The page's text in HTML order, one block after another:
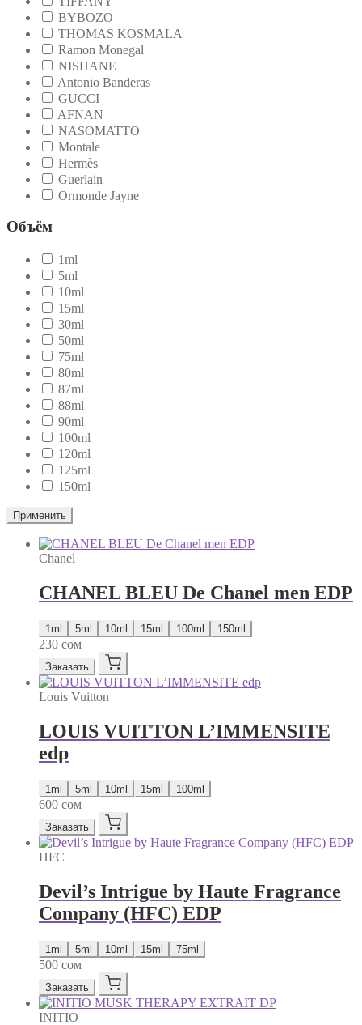
BYBOZO
THOMAS KOSMALA
Ramon Monegal
NISHANE
Antonio Banderas
GUCCI
AFNAN
NASOMATTO
Montale
Hermès
Guerlain
Ormonde Jayne
Объём
1ml
5ml
10ml
15ml
30ml
50ml
75ml
80ml
87ml
88ml
90ml
100ml
120ml
125ml
150ml
Применить
Chanel
CHANEL BLEU De Chanel men EDP
1ml 5ml 10ml 15ml 100ml 150ml
230 сом
Заказать
Louis Vuitton
LOUIS VUITTON L’IMMENSITE
edp
1ml 5ml 10ml 15ml 100ml
600 сом
Заказать
HFC
Devil’s Intrigue by Haute Fragrance
Company (HFC) EDP
1ml 5ml 10ml 15ml 75ml
500 сом
Заказать
INITIO